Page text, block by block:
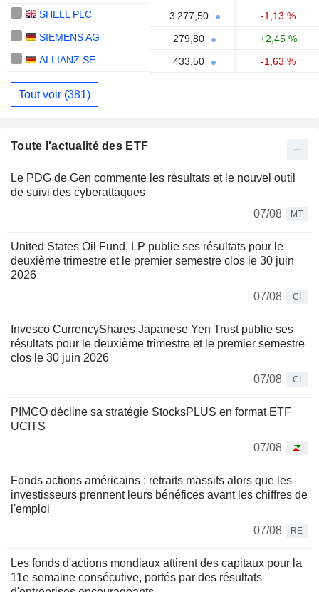
SHELL PLC
3 277,50
-1,13 %
SIEMENS AG
279,80
+2,45 %
ALLIANZ SE
433,50 -1,63 %
Tout voir (381)
Toute l'actualité des ETF
Le PDG de Gen commente les résultats et le nouvel outil
de suivi des cyberattaques
07/08
MT
United States Oil Fund, LP publie ses résultats pour le
deuxième trimestre et le premier semestre clos le 30 juin
2026
07/08
CI
Invesco CurrencyShares Japanese Yen Trust publie ses
résultats pour le deuxième trimestre et le premier semestre
clos le 30 juin 2026
07/08
CI
PIMCO décline sa stratégie StocksPLUS en format ETF
UCITS
07/08
Fonds actions américains : retraits massifs alors que les
investisseurs prennent leurs bénéfices avant les chiffres de
l'emploi
07/08
RE
Les fonds d'actions mondiaux attirent des capitaux pour la
11e semaine consécutive, portés par des résultats